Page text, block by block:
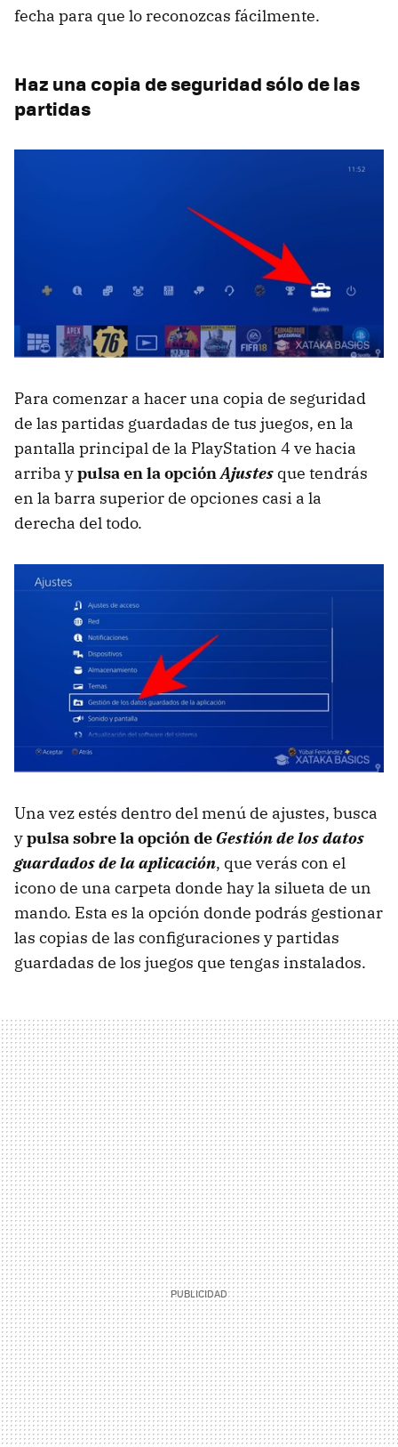
fecha para que lo reconozcas fácilmente.
Haz una copia de seguridad sólo de las
partidas
Para comenzar a hacer una copia de seguridad
de las partidas guardadas de tus juegos, en la
pantalla principal de la PlayStation 4 ve hacia
arriba ypulsa en la opciónAjustes que tendrás
en la barra superior de opciones casi a la
derecha del todo.
Una vez estés dentro del menú de ajustes, busca
ypulsa sobre la opción deGestión de los datos
guardados de la aplicación, que verás con el
icono de una carpeta donde hay la silueta de un
mando. Esta es la opción donde podrás gestionar
las copias de las configuraciones y partidas
guardadas de los juegos que tengas instalados.